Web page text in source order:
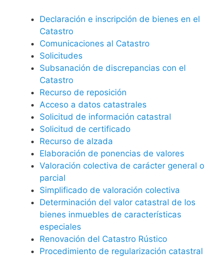
Declaración e inscripción de bienes en el
Catastro
Comunicaciones al Catastro
Solicitudes
Subsanación de discrepancias con el
Catastro
Recurso de reposición
Acceso a datos catastrales
Solicitud de información catastral
Solicitud de certificado
Recurso de alzada
Elaboración de ponencias de valores
Valoración colectiva de carácter general o
parcial
Simplificado de valoración colectiva
Determinación del valor catastral de los
bienes inmuebles de características
especiales
Renovación del Catastro Rústico
Procedimiento de regularización catastral